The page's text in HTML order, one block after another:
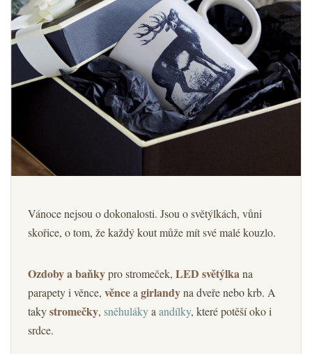
Vánoce nejsou o dokonalosti. Jsou o světýlkách, vůni
skořice, o tom, že každý kout může mít své malé kouzlo.
Ozdoby a baňkypro stromeček, LED světýlkana
parapety i věnce, věncea girlandyna dveře nebo krb. A
takystromečky, sněhulákya andílky, které potěší oko i
srdce.